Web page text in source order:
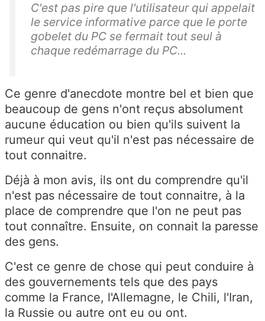
C'est pas pire que l'utilisateur qui appelait
le service informative parce que le porte
gobelet du PC se fermait tout seul à
chaque redémarrage du PC...
Ce genre d'anecdote montre bel et bien que
beaucoup de gens n'ont reçus absolument
aucune éducation ou bien qu'ils suivent la
rumeur qui veut qu'il n'est pas nécessaire de
tout connaitre.
Déjà à mon avis, ils ont du comprendre qu'il
n'est pas nécessaire de tout connaitre, à la
place de comprendre que l'on ne peut pas
tout connaître. Ensuite, on connait la paresse
des gens.
C'est ce genre de chose qui peut conduire à
des gouvernements tels que des pays
comme la France, l'Allemagne, le Chili, l'Iran,
la Russie ou autre ont eu ou ont.